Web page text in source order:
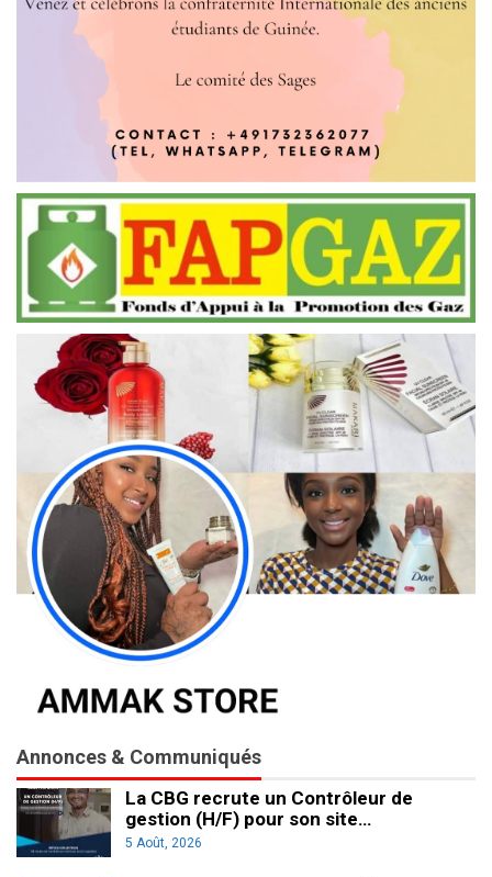
Annonces & Communiqués
La CBG recrute un Contrôleur de
gestion (H/F) pour son site…
5 Août, 2026